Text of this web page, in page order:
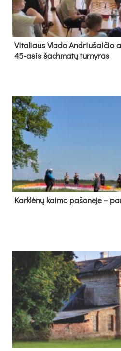
Vi­ta­liaus Vla­do And­riu­šai­čio
45-asis šach­ma­tų tur­ny­ras
Kark­lė­nų kai­mo pa­šo­nė­je –